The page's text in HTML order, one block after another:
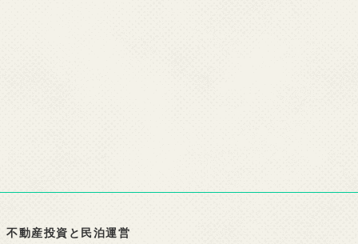
不動産投資と民泊運営